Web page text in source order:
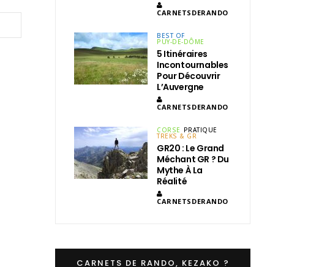
CARNETSDERANDO
BEST OF
PUY-DE-DÔME
5 Itinéraires
Incontournables
Pour Découvrir
L’Auvergne
CARNETSDERANDO
CORSE PRATIQUE
TREKS & GR
GR20 : Le Grand
Méchant GR ? Du
Mythe À La
Réalité
CARNETSDERANDO
CARNETS DE RANDO, KEZAKO ?